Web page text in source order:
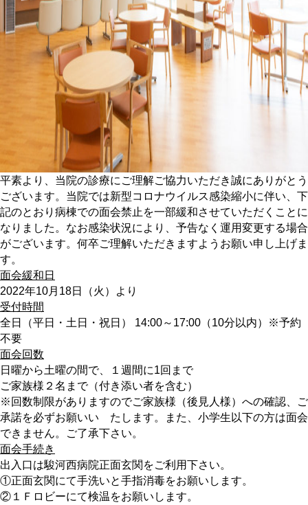
平素より、当院の診療にご理解ご協力いただき誠にありがとう
ございます。当院では新型コロナウイルス感染縮小に伴い、下
記のとおり病棟での面会禁止を一部緩和させていただくことに
なりました。なお感染状況により、予告なく運用変更する場合
がございます。何卒ご理解いただきますようお願い申し上げま
す。
面会緩和日
2022年10月18日（火）より
受付時間
全日（平日・土日・祝日） 14:00～17:00（10分以内）※予約
不要
面会回数
日曜から土曜の間で、１週間に1回まで
ご家族様２名まで（付き添い者を含む）
※回数制限がありますのでご家族様（後見人様）への確認、ご
承諾を必ずお願いい たします。また、小学生以下の方は面会
できません。ご了承下さい。
面会手続き
出入口は駿河西病院正面玄関をご利用下さい。
①正面玄関にて手洗いと手指消毒をお願いします。
②１Ｆロビーにて検温をお願いします。